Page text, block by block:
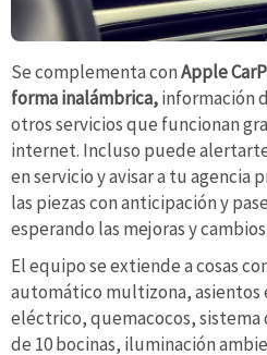
Se complementa conApple
forma inalámbrica,información
otros servicios que funcionan
internet. Incluso puede
en servicio y avisar a tu agencia
las piezas con anticipación y
esperando las mejoras y
El equipo se extiende a cosas
automático multizona, asientos
eléctrico, quemacocos,
de 10 bocinas, iluminación